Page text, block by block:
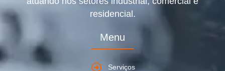
residencial.
Menu
Serviços